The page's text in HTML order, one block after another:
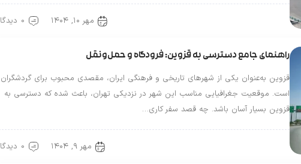
مهر ۱۰, ۱۴۰۴ 0 دیدگاه
راهنمای جامع دسترسی به قزوین: فرودگاه و حمل‌ونقل
قزوین به‌عنوان یکی از شهرهای تاریخی و فرهنگی ایران، مقصدی محبوب برای گردشگران
است. موقعیت جغرافیایی مناسب این شهر در نزدیکی تهران، باعث شده که دسترسی به
قزوین بسیار آسان باشد. چه قصد سفر کاری…
مهر ۹, ۱۴۰۴ 0 دیدگاه